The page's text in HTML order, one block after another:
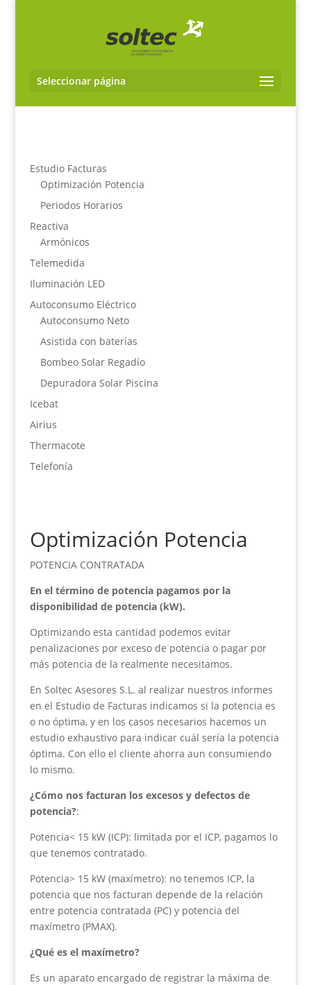
Seleccionar página
Estudio Facturas
Optimización Potencia
Periodos Horarios
Reactiva
Armónicos
Telemedida
Iluminación LED
Autoconsumo Eléctrico
Autoconsumo Neto
Asistida con baterías
Bombeo Solar Regadío
Depuradora Solar Piscina
Icebat
Airius
Thermacote
Telefonía
Optimización Potencia
POTENCIA CONTRATADA
En el término de potencia pagamos por la
disponibilidad de potencia (kW).
Optimizando esta cantidad podemos evitar
penalizaciones por exceso de potencia o pagar por
más potencia de la realmente necesitamos.
En Soltec Asesores S.L. al realizar nuestros informes
en el Estudio de Facturas indicamos si la potencia es
o no óptima, y en los casos necesarios hacemos un
estudio exhaustivo para indicar cuál sería la potencia
óptima. Con ello el cliente ahorra aun consumiendo
lo mismo.
¿Cómo nos facturan los excesos y defectos de
potencia?:
Potencia< 15 kW (ICP): limitada por el ICP, pagamos lo
que tenemos contratado.
Potencia> 15 kW (maxímetro): no tenemos ICP, la
potencia que nos facturan depende de la relación
entre potencia contratada (PC) y potencia del
maxímetro (PMAX).
¿Qué es el maxímetro?
Es un aparato encargado de registrar la máxima de